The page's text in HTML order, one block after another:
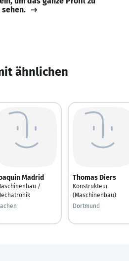
sehen.
ähnlichen
Madrid
/
Thomas Diers
Konstrukteur
(Maschinenbau)
Dortmund